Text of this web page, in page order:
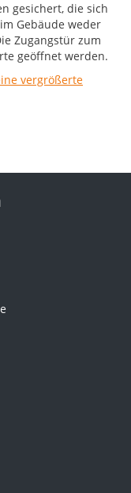
gesichert, die sich
Gebäude weder
Zugangstür zum
geöffnet werden.